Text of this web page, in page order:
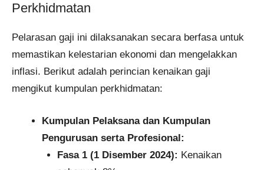
Perkhidmatan
Pelarasan gaji ini dilaksanakan secara berfasa untuk
memastikan kelestarian ekonomi dan mengelakkan
inflasi. Berikut adalah perincian kenaikan gaji
mengikut kumpulan perkhidmatan:
Kumpulan Pelaksana dan Kumpulan
Pengurusan serta Profesional:
Fasa 1 (1 Disember 2024): Kenaikan